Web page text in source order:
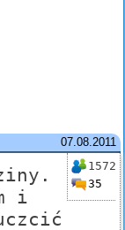
07.08.2011
1572
35
i